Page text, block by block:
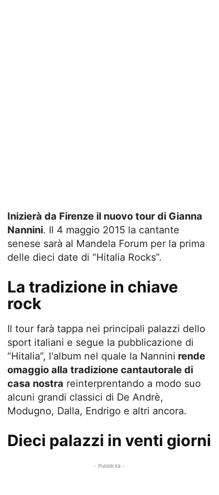
Inizierà da Firenze il nuovo tour di Gianna
Nannini. Il 4 maggio 2015 la cantante
senese sarà al Mandela Forum per la prima
delle dieci date di “Hitalia Rocks”.
La tradizione in chiave
rock
Il tour farà tappa nei principali palazzi dello
sport italiani e segue la pubblicazione di
“Hitalia”, l'album nel quale la Nannini rende
omaggio alla tradizione cantautorale di
casa nostra reinterprentando a modo suo
alcuni grandi classici di De Andrè,
Modugno, Dalla, Endrigo e altri ancora.
Dieci palazzi in venti giorni
- Pubblicità -